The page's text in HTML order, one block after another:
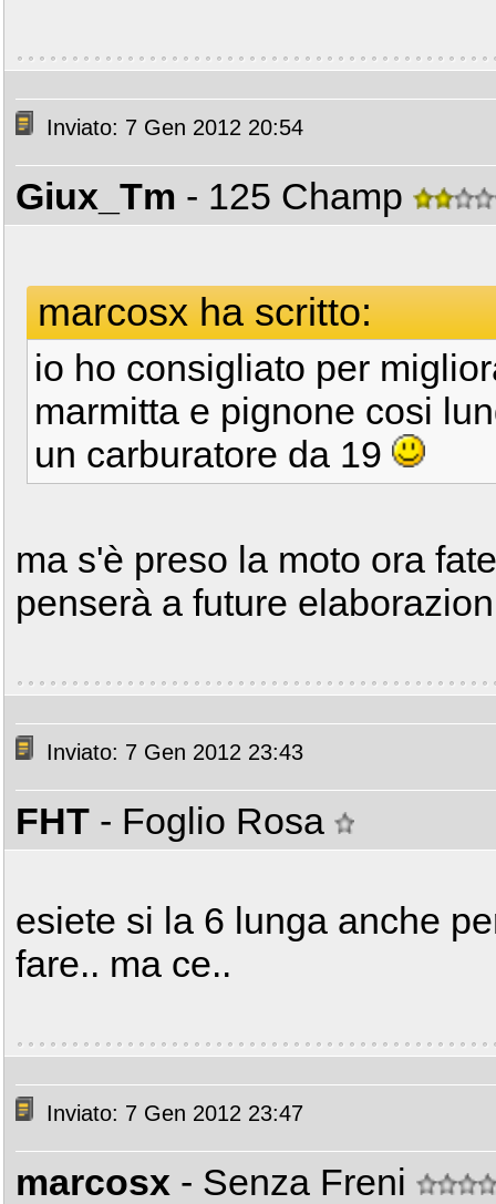
Inviato: 7 Gen 2012 20:54
Giux_Tm - 125 Champ
marcosx ha scritto:
io ho consigliato per
marmitta e pignone cosi
un carburatore da 19
ma s'è preso la moto ora
penserà a future
Inviato: 7 Gen 2012 23:43
FHT - Foglio Rosa
esiete si la 6 lunga anche
fare.. ma ce..
Inviato: 7 Gen 2012 23:47
marcosx - Senza Freni